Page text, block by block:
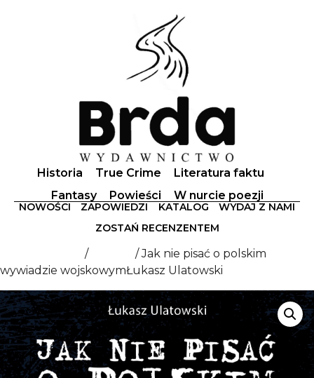
Historia True Crime
Literatura faktu
Fantasy
Powieści W nurcie poezji
NOWOŚCI ZAPOWIEDZI KATALOG
WYDAJ Z NAMI
ZOSTAŃ RECENZENTEM
/
/ Jak nie pisać o polskim
wywiadzie wojskowymŁukasz Ulatowski